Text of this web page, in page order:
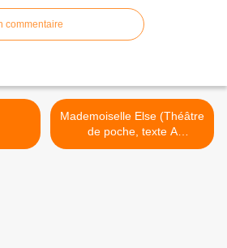
commentaire
Mademoiselle Else (Théâtre
de poche, texte A
SCHNITZLER) >